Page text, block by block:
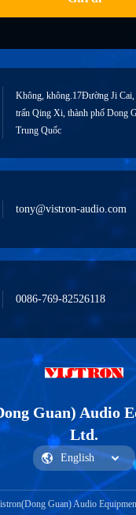
Không, không.17Đường Ji Cai,
trấn Qing Xi, thành phố Dong
Trung Quốc
tony@vistron-audio.com
0086-769-82526118
Guan) Audio
Ltd.
Guan) Audio